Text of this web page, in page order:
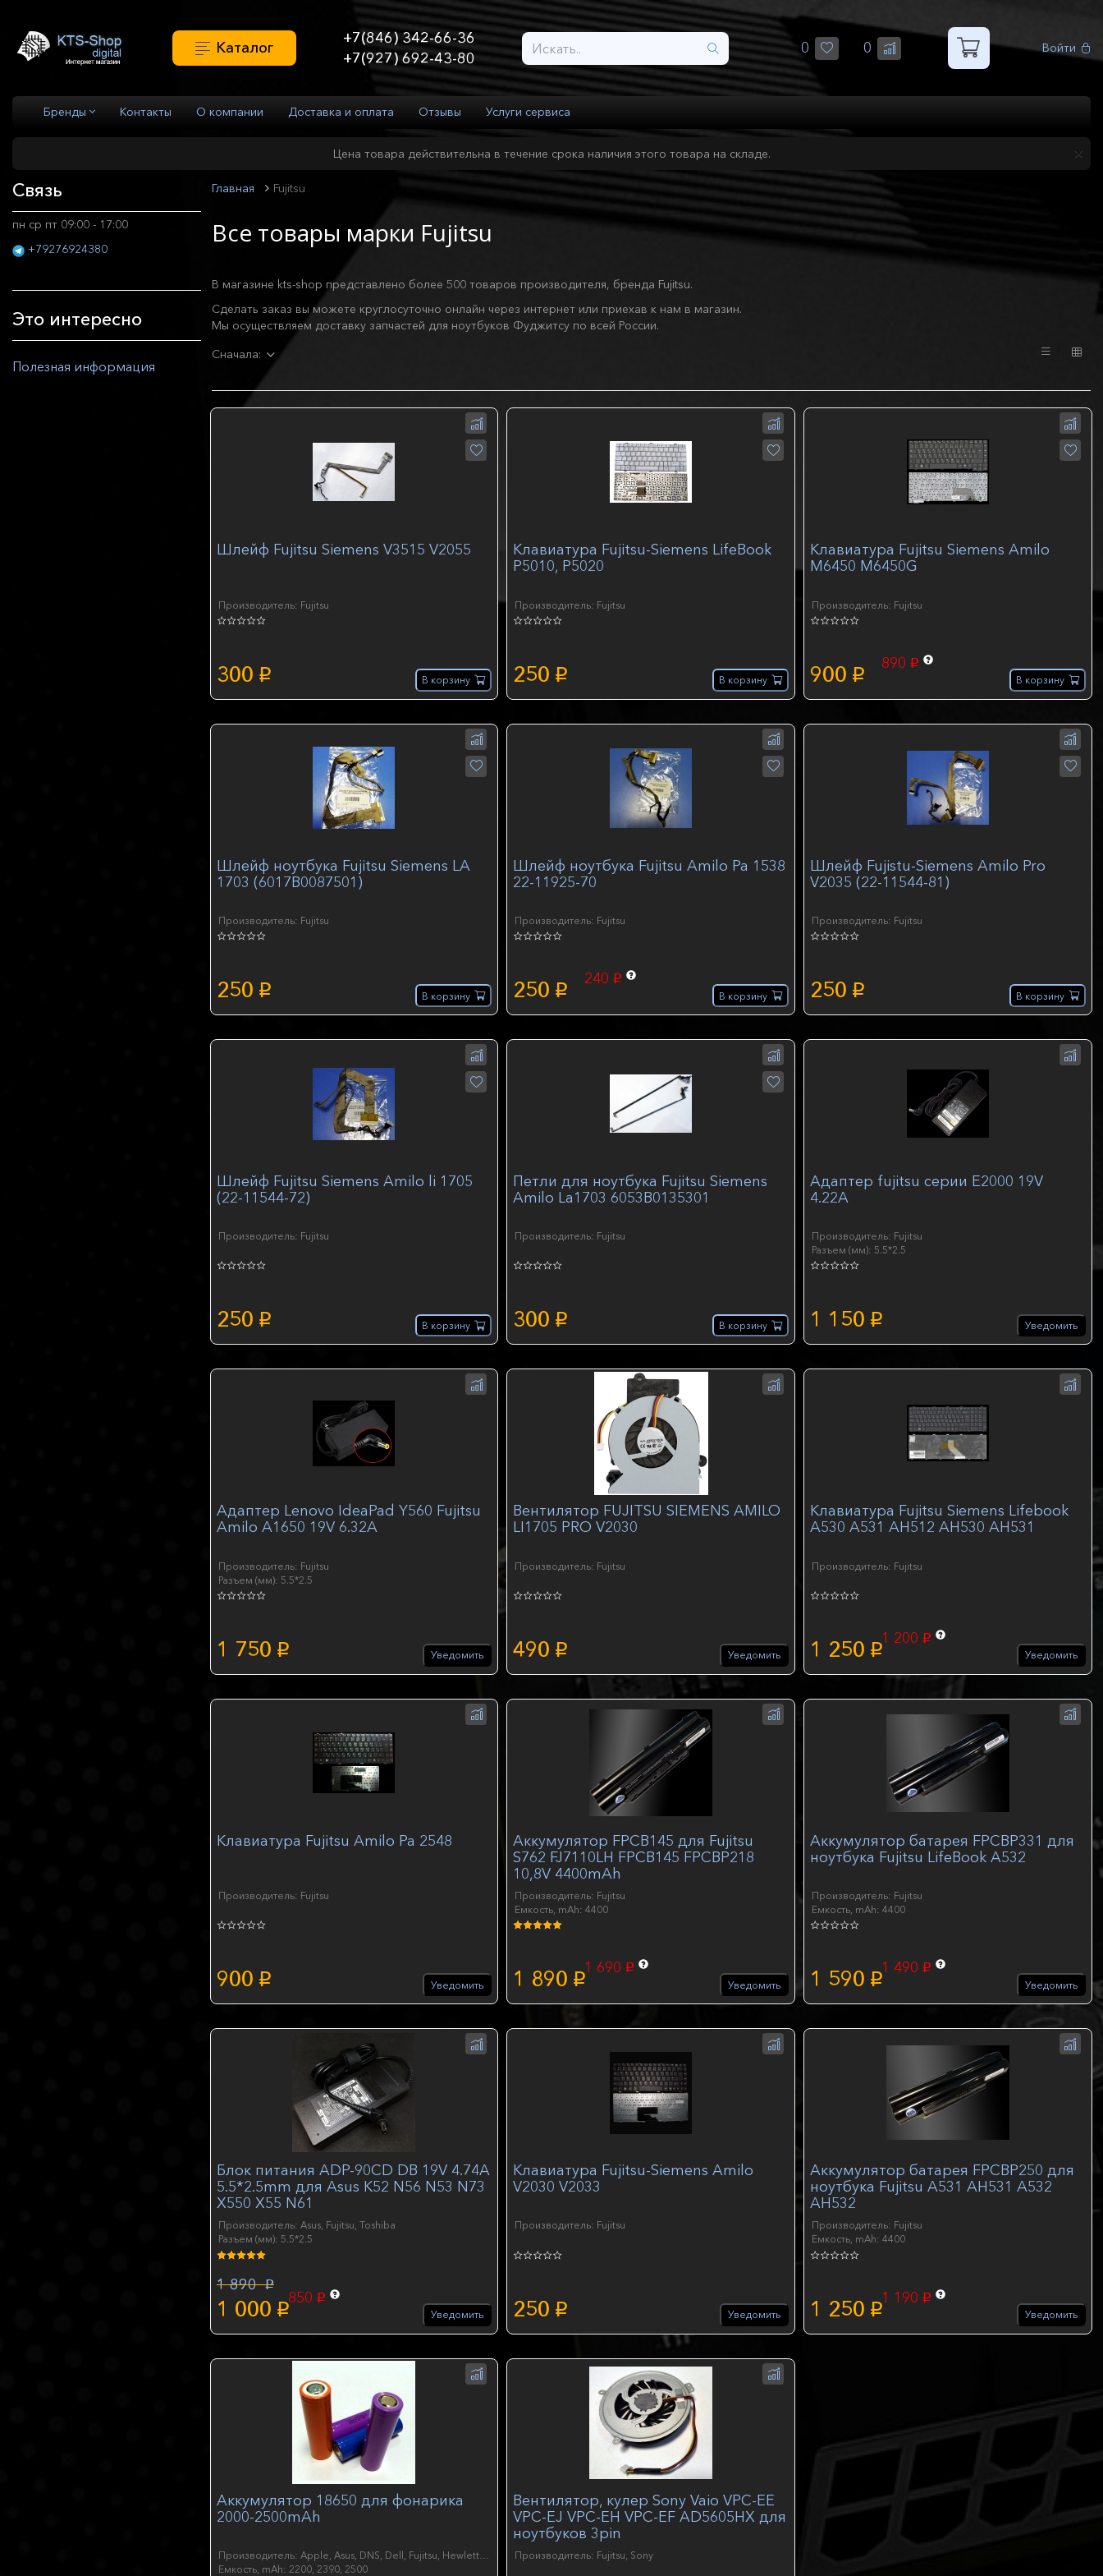
Каталог
+7(846) 342-66-36
+7(927) 692-43-80
0 0 Войти
Бренды Контакты О компании Доставка и оплата Отзывы Услуги сервиса
Цена товара действительна в течение срока наличия этого товара на складе.
Связь
пн ср пт 09:00 - 17:00
+79276924380
Это интересно
Полезная информация
Главная Fujitsu
Все товары марки Fujitsu
В магазине kts-shop представлено более 500 товаров производителя, бренда Fujitsu.
Сделать заказ вы можете круглосуточно онлайн через интернет или приехав к нам в магазин.
Мы осуществляем доставку запчастей для ноутбуков Фуджитсу по всей России.
Сначала:
Шлейф Fujitsu Siemens V3515 V2055
Производитель: Fujitsu
300 p В корзину
Клавиатура Fujitsu-Siemens LifeBook
P5010, P5020
Производитель: Fujitsu
250 p В корзину
Клавиатура Fujitsu Siemens Amilo
M6450 M6450G
Производитель: Fujitsu
900 p
890 p
В корзину
Шлейф ноутбука Fujitsu Siemens LA
1703 (6017B0087501)
Производитель: Fujitsu
250 p В корзину
Шлейф ноутбука Fujitsu Amilo Pa 1538
22-11925-70
Производитель: Fujitsu
250 p
240 p
В корзину
Шлейф Fujistu-Siemens Amilo Pro
V2035 (22-11544-81)
Производитель: Fujitsu
250 p В корзину
Шлейф Fujitsu Siemens Amilo li 1705
(22-11544-72)
Производитель: Fujitsu
250 p В корзину
Петли для ноутбука Fujitsu Siemens
Amilo La1703 6053B0135301
Производитель: Fujitsu
300 p В корзину
Адаптер fujitsu серии E2000 19V
4.22A
Производитель: Fujitsu
Разъем (мм): 5.5*2.5
1 150 p Уведомить
Адаптер Lenovo IdeaPad Y560 Fujitsu
Amilo A1650 19V 6.32A
Производитель: Fujitsu
Разъем (мм): 5.5*2.5
1 750 p Уведомить
Вентилятор FUJITSU SIEMENS AMILO
LI1705 PRO V2030
Производитель: Fujitsu
490 p Уведомить
Клавиатура Fujitsu Siemens Lifebook
A530 A531 AH512 AH530 AH531
Производитель: Fujitsu
1 250 p
1 200 p
Уведомить
Клавиатура Fujitsu Amilo Pa 2548
Производитель: Fujitsu
900 p Уведомить
Аккумулятор FPCB145 для Fujitsu
S762 FJ7110LH FPCB145 FPCBP218
10,8V 4400mAh
Производитель: Fujitsu
Емкость, mAh: 4400
1 890 p
1 690 p
Уведомить
Аккумулятор батарея FPCBP331 для
ноутбука Fujitsu LifeBook A532
Производитель: Fujitsu
Емкость, mAh: 4400
1 590 p
1 490 p
Уведомить
Блок питания ADP-90CD DB 19V 4.74A
5.5*2.5mm для Asus K52 N56 N53 N73
X550 X55 N61
Производитель: Asus, Fujitsu, Toshiba
Разъем (мм): 5.5*2.5
1 890 p
1 000 p
850 p
Уведомить
Клавиатура Fujitsu-Siemens Amilo
V2030 V2033
Производитель: Fujitsu
250 p Уведомить
Аккумулятор батарея FPCBP250 для
ноутбука Fujitsu A531 AH531 A532
AH532
Производитель: Fujitsu
Емкость, mAh: 4400
1 250 p
1 190 p
Уведомить
Аккумулятор 18650 для фонарика
2000-2500mAh
Производитель: Apple, Asus, DNS, Dell, Fujitsu, Hewlett-Packard, Lenovo, MSI, Packard Bell, Samsung, Sony, Toshiba, Другие
Емкость, mAh: 2200, 2390, 2500
Вентилятор, кулер Sony Vaio VPC-EE
VPC-EJ VPC-EH VPC-EF AD5605HX для
ноутбуков 3pin
Производитель: Fujitsu, Sony